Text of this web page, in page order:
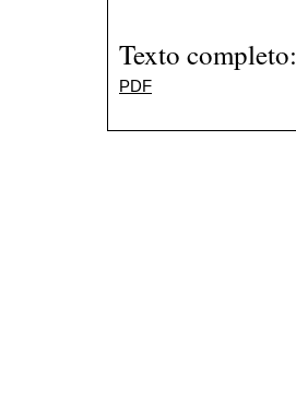
Texto completo:
PDF